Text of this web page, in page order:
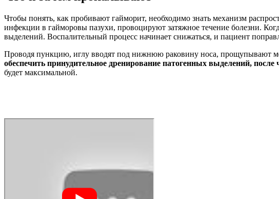
Чтобы понять, как пробивают гайморит, необходимо знать механизм
инфекции в гайморовы пазухи, провоцируют затяжное течение болезни.
выделений. Воспалительный процесс начинает снижаться, и пациент
Проводя пункцию, иглу вводят под нижнюю раковину носа, прощупывают
обеспечить принудительное дренирование патогенных выделений,
будет максимальной.